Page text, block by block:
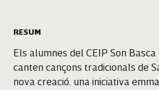
RESUM
Els alumnes del CEIP Son
canten cançons tradicionals de
nova creació, una iniciativa